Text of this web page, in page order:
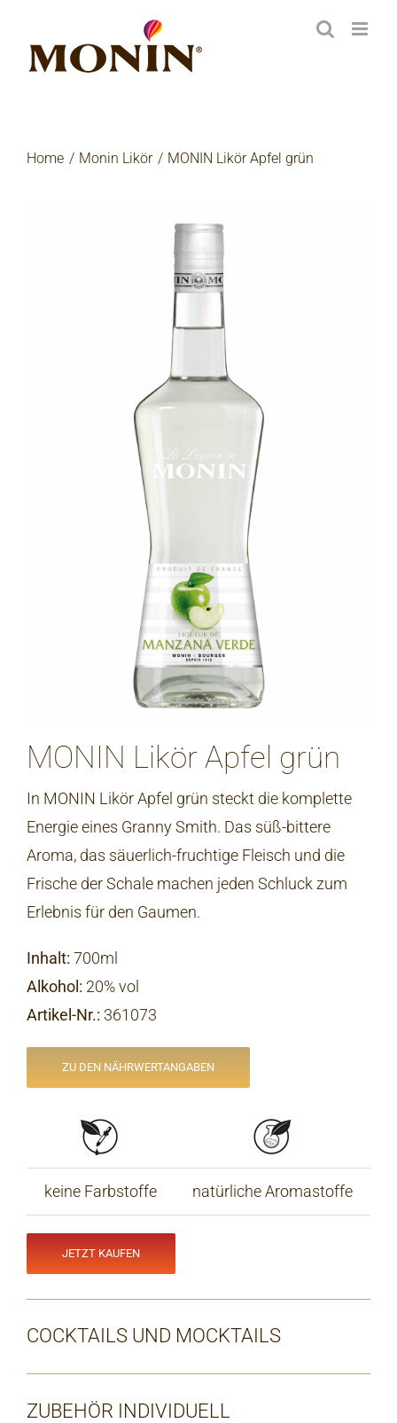
Inhalt
springen
Home Monin Likör MONIN Likör Apfel grün
MONIN Likör Apfel grün
In MONIN Likör Apfel grün steckt die komplette
Energie eines Granny Smith. Das süß-bittere
Aroma, das säuerlich-fruchtige Fleisch und die
Frische der Schale machen jeden Schluck zum
Erlebnis für den Gaumen.
Inhalt: 700ml
Alkohol: 20% vol
Artikel-Nr.: 361073
ZU DEN NÄHRWERTANGABEN
keine Farbstoffe natürliche Aromastoffe
JETZT KAUFEN
COCKTAILS UND MOCKTAILS
ZUBEHÖR INDIVIDUELL